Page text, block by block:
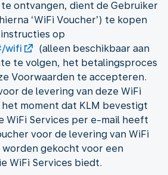
ontvangen, dient de Gebruiker
‘WiFi Voucher’) te kopen
op
wifi
(alleen beschikbaar aan
te volgen, het betalingsproces
Voorwaarden te accepteren.
de levering van deze WiFi
moment dat KLM bevestigt
WiFi Services per e-mail heeft
voor de levering van WiFi
worden gekocht voor een
WiFi Services biedt.